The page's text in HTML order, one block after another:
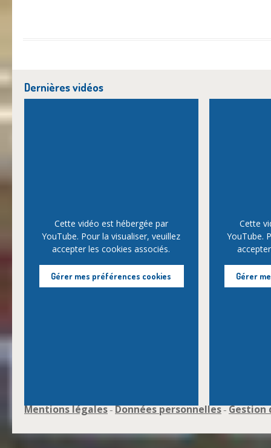
Dernières vidéos
Cette vidéo est hébergée par
YouTube. Pour la visualiser, veuillez
accepter les cookies associés.
Gérer mes préférences cookies
Cette
YouTube.
Gérer
Mentions légales-Données personnelles-Gestion